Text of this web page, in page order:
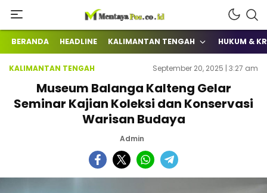
mentayapos.co.id
Terkini Mengabarkan
BERANDA HEADLINE KALIMANTAN TENGAH HUKUM &
KALIMANTAN TENGAH September 20, 2025 | 3:27 am
Museum Balanga Kalteng Gelar
Seminar Kajian Koleksi dan Konservasi
Warisan Budaya
Admin